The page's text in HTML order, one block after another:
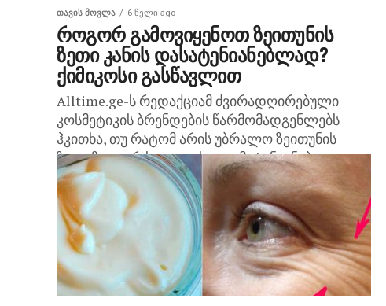
ᲗᲐᲕᲘᲡ ᲛᲝᲕᲚᲐ 6 წელი ago
როგორ გამოვიყენოთ ზეითუნის
ზეთი კანის დასატენიანებლად?
ქიმიკოსი გასწავლით
Alltime.ge-ს რედაქციამ ძვირადღირებული
კოსმეტიკის ბრენდების წარმომადგენლებს
ჰკითხა, თუ რატომ არის უბრალო ზეითუნის
ზეთი ზოგჯერ საუკეთესო დამატენიანებელი
საშუალება. არაჟანი, შვრია, საფუარი, ავოკადო,
კვერცხი – ამ პროდუქტებიდან ქალები...